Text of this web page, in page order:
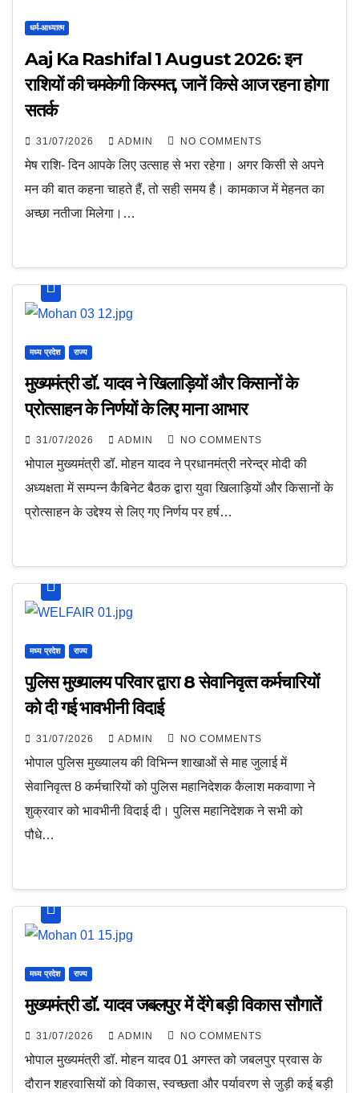
धर्म-आध्यात्म
Aaj Ka Rashifal 1 August 2026: इन
राशियों की चमकेगी किस्मत, जानें किसे आज रहना होगा
सतर्क
31/07/2026 ADMIN NO COMMENTS
मेष राशि- दिन आपके लिए उत्साह से भरा रहेगा। अगर किसी से अपने
मन की बात कहना चाहते हैं, तो सही समय है। कामकाज में मेहनत का
अच्छा नतीजा मिलेगा।…
मध्य प्रदेश राज्य
मुख्यमंत्री डॉ. यादव ने खिलाड़ियों और किसानों के
प्रोत्साहन के निर्णयों के लिए माना आभार
31/07/2026 ADMIN NO COMMENTS
भोपाल मुख्यमंत्री डॉ. मोहन यादव ने प्रधानमंत्री नरेन्द्र मोदी की
अध्यक्षता में सम्पन्न कैबिनेट बैठक द्वारा युवा खिलाड़ियों और किसानों के
प्रोत्साहन के उद्देश्य से लिए गए निर्णय पर हर्ष…
मध्य प्रदेश राज्य
पुलिस मुख्यालय परिवार द्वारा 8 सेवानिवृत्‍त कर्मचारियों
को दी गई भावभीनी विदाई
31/07/2026 ADMIN NO COMMENTS
भोपाल पुलिस मुख्‍यालय की विभिन्‍न शाखाओं से माह जुलाई में
सेवानिवृत्‍त 8 कर्मचारियों को पुलिस महानिदेशक कैलाश मकवाणा ने
शुक्रवार को भावभीनी विदाई दी। पुलिस महानिदेशक ने सभी को
पौधे…
मध्य प्रदेश राज्य
मुख्यमंत्री डॉ. यादव जबलपुर में देंगे बड़ी विकास सौगातें
31/07/2026 ADMIN NO COMMENTS
भोपाल मुख्यमंत्री डॉ. मोहन यादव 01 अगस्त को जबलपुर प्रवास के
दौरान शहरवासियों को विकास, स्वच्छता और पर्यावरण से जुड़ी कई बड़ी